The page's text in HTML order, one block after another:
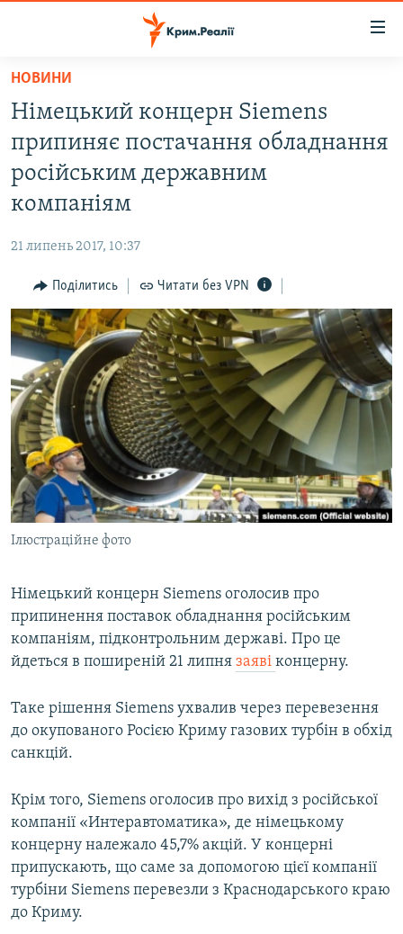
Перейти
основного
матеріалу
Перейти
до
основної
Перейти
пошуку
ВОДА.КРИМ
ВІДЕО ТА ФОТО
ІНТЕРВ'Ю
ВСЕ ЗА ДЕНЬ
СПЕЦПРОЕКТИ
ДЕПОРТАЦІЯ
ВІДЕОУРОКИ «ELIFBE»
СВІДЧЕННЯ ОКУПАЦІЇ
УКРАЇНСЬКА ПРОБЛЕМА КРИМУ
ІНФОГРАФІКА
ЯК ОБІЙТИ БЛОКУВАННЯ
Русский
Qırımtatar
ДОЛУЧАЙСЯ!
Усі сайти RFE/RL
НОВИНИ
Німецький концерн Siemens
припиняє постачання обладнання
російським державним
компаніям
21 липень 2017, 10:37
Поділитись Читати без VPN
Ілюстраційне фото
Німецький концерн Siemens оголосив про
припинення поставок обладнання російським
компаніям, підконтрольним державі. Про це
йдеться в поширеній 21 липня заяві концерну.
Таке рішення Siemens ухвалив через перевезення
до окупованого Росією Криму газових турбін в обхід
санкцій.
Крім того, Siemens оголосив про вихід з російської
компанії «Интеравтоматика», де німецькому
концерну належало 45,7% акцій. У концерні
припускають, що саме за допомогою цієї компанії
турбіни Siemens перевезли з Краснодарського краю
до Криму.